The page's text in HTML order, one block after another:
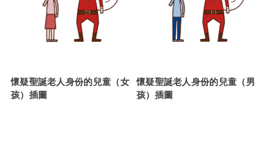
懷疑聖誕老人身份的兒童（女
孩）插圖
懷疑聖誕老人身份的兒童（男
孩）插圖